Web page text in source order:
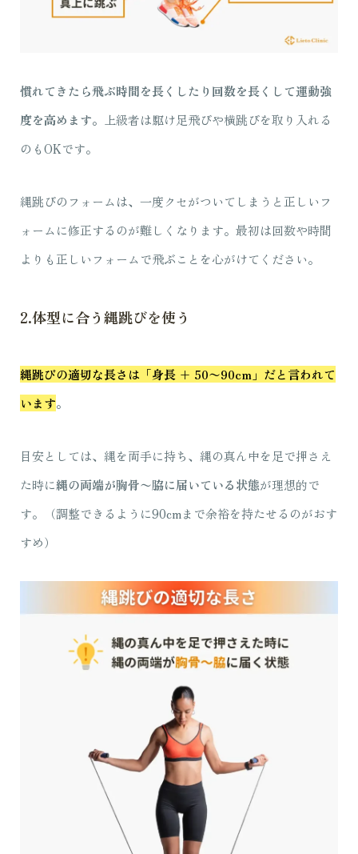
慣れてきたら飛ぶ時間を長くしたり回数を長くして運動強
度を高めます。 上級者は駆け足飛びや横跳びを取り入れる
のもOKです。
縄跳びのフォームは、一度クセがついてしまうと正しいフ
ォームに修正するのが難しくなります。最初は回数や時間
よりも正しいフォームで飛ぶことを心がけてください。
2.体型に合う縄跳びを使う
縄跳びの適切な長さは「身長 + 50〜90cm」だと言われて
います。
目安としては、縄を両手に持ち、縄の真ん中を足で押さえ
た時に縄の両端が胸骨〜脇に届いている状態が理想的で
す。（調整できるように90cmまで余裕を持たせるのがおす
すめ）